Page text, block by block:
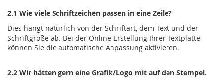
2.1 Wie viele Schriftzeichen passen in eine Zeile?
Dies hängt natürlich von der Schriftart, dem Text und der
Schriftgröße ab. Bei der Online-Erstellung Ihrer Textplatte
können Sie die automatische Anpassung aktivieren.
2.2 Wir hätten gern eine Grafik/Logo mit auf den Stempel.